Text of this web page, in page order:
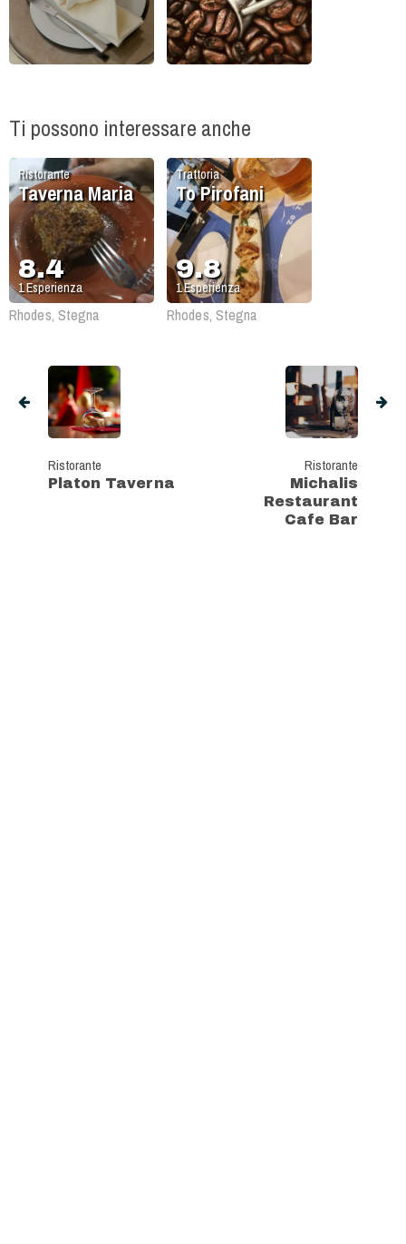
Ti possono interessare anche
Ristorante
Taverna Maria
8.4
1Esperienza
Rhodes, Stegna
Trattoria
To Pirofani
9.8
1Esperienza
Rhodes, Stegna
Ristorante
Platon Taverna
Ristorante
Michalis
Restaurant
Cafe Bar